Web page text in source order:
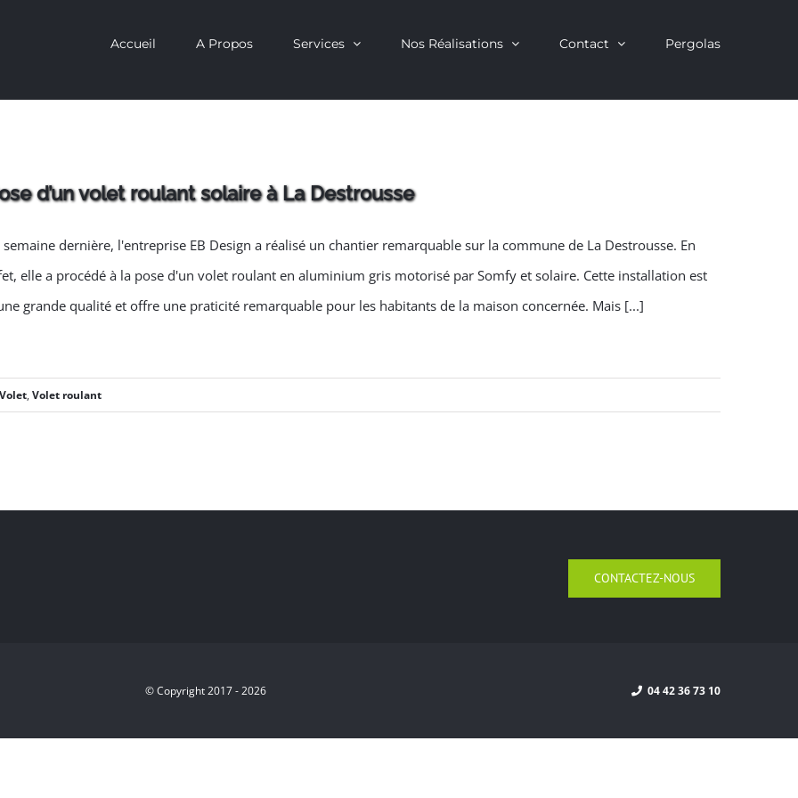
Accueil A Propos Services Nos Réalisations Contact Pergolas
d’un volet roulant solaire à La Destrousse
semaine dernière, l'entreprise EB Design a réalisé un chantier remarquable sur la commune de La Destrousse. En
elle a procédé à la pose d'un volet roulant en aluminium gris motorisé par Somfy et solaire. Cette installation est
grande qualité et offre une praticité remarquable pour les habitants de la maison concernée. Mais [...]
Volet, Volet roulant
CONTACTEZ-NOUS
© Copyright 2017 -2026 04 42 36 73 10